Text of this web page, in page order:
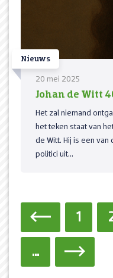
Nieuws
20 mei 2025
Johan de Witt
Het zal niemand
het teken staat van
de Witt. Hij is een
politici uit...
1
...